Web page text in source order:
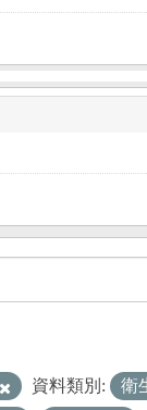
資料類別:
衛